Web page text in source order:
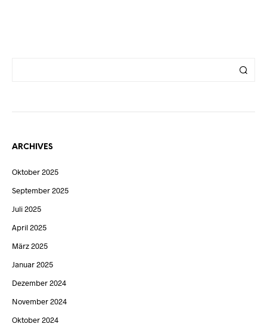
ARCHIVES
Oktober 2025
September 2025
Juli 2025
April 2025
März 2025
Januar 2025
Dezember 2024
November 2024
Oktober 2024